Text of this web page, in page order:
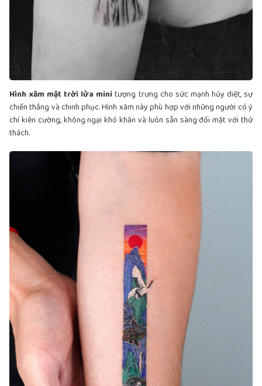
Hình xăm mặt trời lửa minitượng trưng cho sức mạnh hủy diệt, sự
chiến thắng và chinh phục. Hình xăm này phù hợp với những người có ý
chí kiên cường, không ngại khó khăn và luôn sẵn sàng đối mặt với thử
thách.